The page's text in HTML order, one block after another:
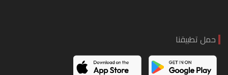
حمل تطبيقنا